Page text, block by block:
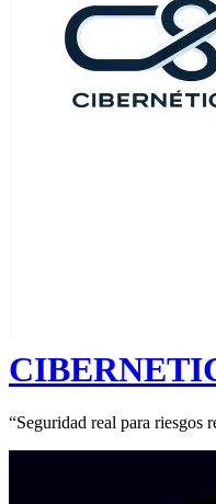
“Seguridad real para riesgos